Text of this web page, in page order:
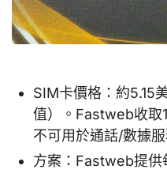
SIM卡價格：約5.15
值）。Fastweb收取
不可用於通話/數據服
方案：Fastweb提供